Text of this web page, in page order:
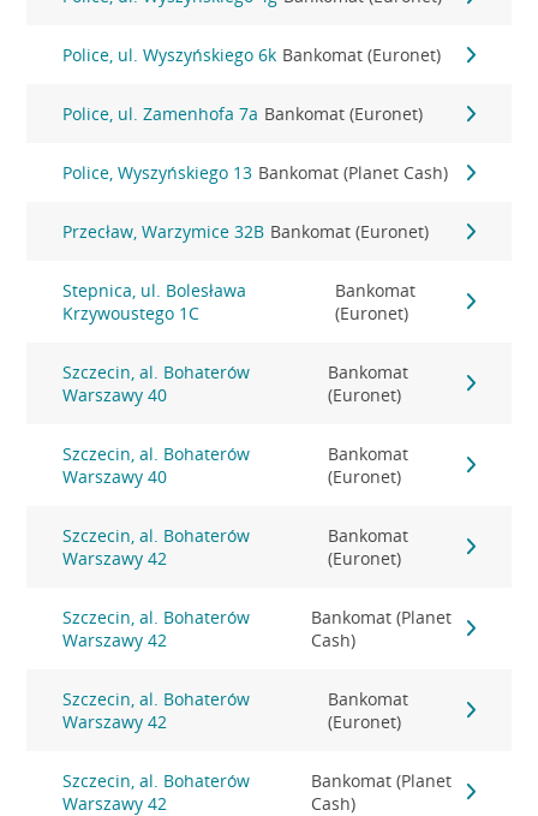
Police, ul. Wyszyńskiego 6k Bankomat (Euronet)
Police, ul. Zamenhofa 7a Bankomat (Euronet)
Police, Wyszyńskiego 13 Bankomat (Planet Cash)
Przecław, Warzymice 32B Bankomat (Euronet)
Stepnica, ul. Bolesława
Krzywoustego 1C
Bankomat
(Euronet)
Szczecin, al. Bohaterów
Warszawy 40
Bankomat
(Euronet)
Szczecin, al. Bohaterów
Warszawy 40
Bankomat
(Euronet)
Szczecin, al. Bohaterów
Warszawy 42
Bankomat
(Euronet)
Szczecin, al. Bohaterów
Warszawy 42
Bankomat (Planet
Cash)
Szczecin, al. Bohaterów
Warszawy 42
Bankomat
(Euronet)
Szczecin, al. Bohaterów
Warszawy 42
Bankomat (Planet
Cash)